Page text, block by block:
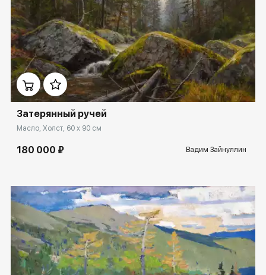
Домен: ekb.rakovgallery.ru
Затерянный ручей
Масло, Холст, 60 x 90 см
180 000 ₽ Вадим Зайнуллин